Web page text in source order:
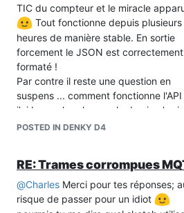
TIC du compteur et le miracle
Tout fonctionne depuis plusieurs
heures de manière stable. En sortie
forcement le JSON est correctement
formaté !
Par contre il reste une question en
suspens ... comment fonctionne l'API
j'ai beau chercher sur la doc je n'arrive
pas à la faire fonctionner ...
POSTED IN DENKY D4
RE: Trames corrompues
@Charles Merci pour tes réponses;
risque de passer pour un idiot